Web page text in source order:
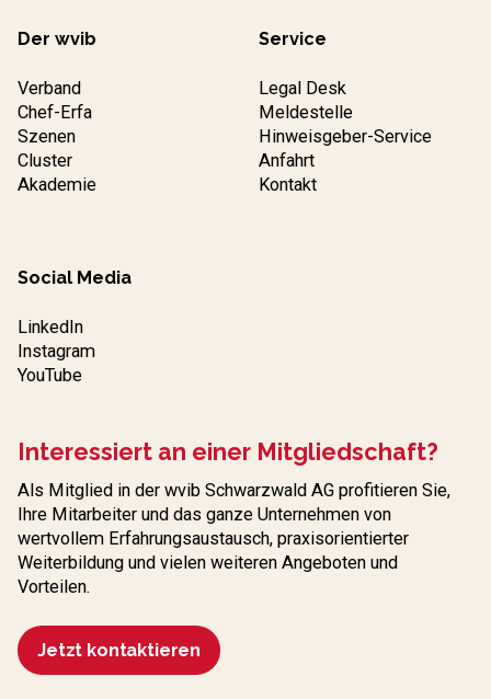
Der wvib
Verband
Chef-Erfa
Szenen
Cluster
Akademie
Service
Legal Desk
Meldestelle
Hinweisgeber-Service
Anfahrt
Kontakt
Social Media
LinkedIn
Instagram
YouTube
Interessiert an einer Mitgliedschaft?
Als Mitglied in der wvib Schwarzwald AG profitieren Sie,
Ihre Mitarbeiter und das ganze Unternehmen von
wertvollem Erfahrungs­austausch, praxisorientierter
Weiterbildung und vielen weiteren Angeboten und
Vorteilen.
Jetzt kontaktieren